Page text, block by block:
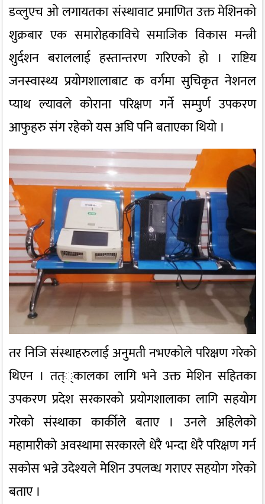
डव्लुएच ओ लगायतका संस्थावाट प्रमाणित उक्त मेशिनको
शुक्रबार एक समारोहकाविचे समाजिक विकास मन्त्री
शुर्दशन बराललाई हस्तान्तरण गरिएको हो । राष्टिय
जनस्वास्थ्य प्रयोगशालाबाट क वर्गमा सुचिकृत नेशनल
प्याथ ल्यावले कोराना परिक्षण गर्ने सम्पुर्ण उपकरण
आफुहरु संग रहेको यस अघि पनि बताएका थियो ।
तर निजि संस्थाहरुलाई अनुमती नभएकोले परिक्षण गरेको
थिएन । तत््कालका लागि भने उक्त मेशिन सहितका
उपकरण प्रदेश सरकारको प्रयोगशालाका लागि सहयोग
गरेको संस्थाका कार्कीले बताए । उनले अहिलेको
महामारीको अवस्थामा सरकारले धेरै भन्दा धेरै परिक्षण गर्न
सकोस भन्ने उदेश्यले मेशिन उपलव्ध गराएर सहयोग गरेको
बताए ।